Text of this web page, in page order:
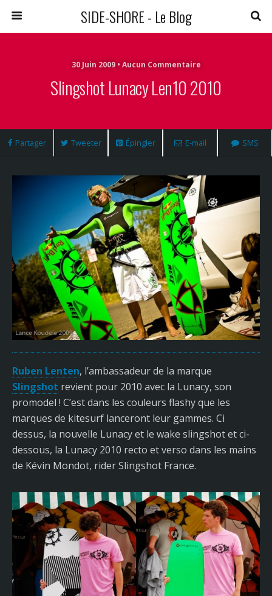
SIDE-SHORE - Le Blog
30 Juin 2009 • Aucun Commentaire
Slingshot Lunacy Len10 2010
Partager Tweeter Épingler E-mail SMS
Ruben Lenten, l’ambassadeur de la marque
Slingshot revient pour 2010 avec la Lunacy, son
promodel ! C’est dans les couleurs flashy que les
marques de kitesurf lanceront leur gammes. Ci
dessus, la nouvelle Lunacy et le wake slingshot et ci-
dessous, la Lunacy 2010 recto et verso dans les mains
de Kévin Mondot, rider Slingshot France.